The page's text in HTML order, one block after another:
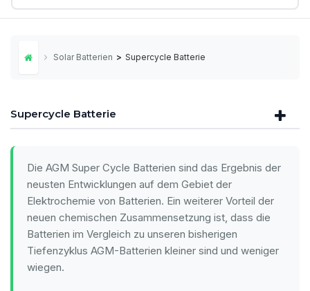
Home Solar Batterien > Supercycle Batterie
Supercycle Batterie
Die AGM Super Cycle Batterien sind das Ergebnis der
neusten Entwicklungen auf dem Gebiet der
Elektrochemie von Batterien. Ein weiterer Vorteil der
neuen chemischen Zusammensetzung ist, dass die
Batterien im Vergleich zu unseren bisherigen
Tiefenzyklus AGM-Batterien kleiner sind und weniger
wiegen.